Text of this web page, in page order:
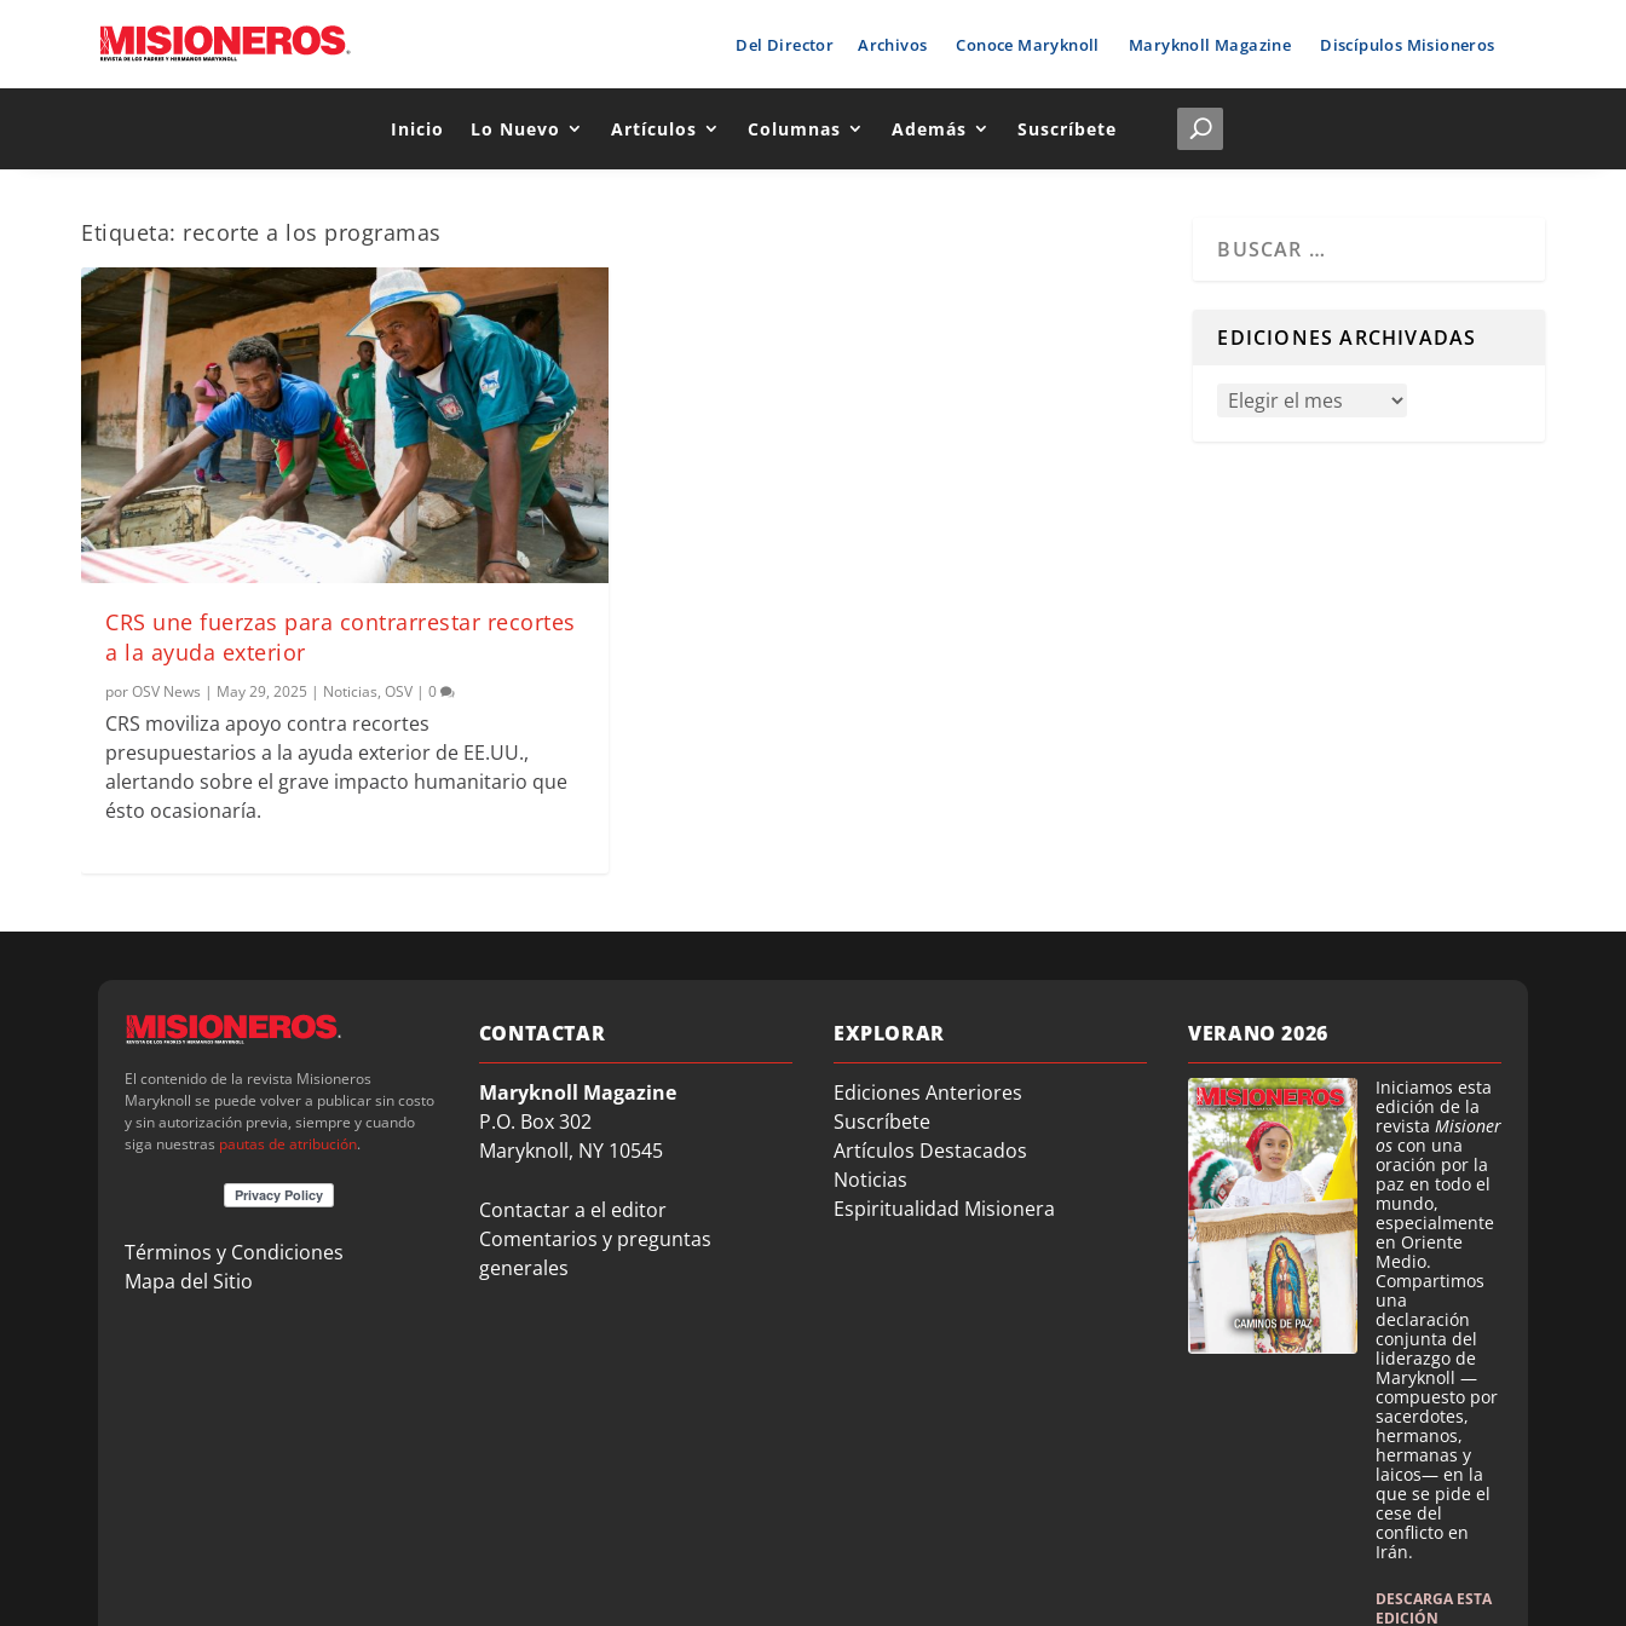
Del Director Archivos Conoce Maryknoll Maryknoll Magazine Discípulos Misioneros
Inicio Lo Nuevo Artículos Columnas Además Suscríbete
Etiqueta: recorte a los programas
CRS une fuerzas para contrarrestar recortes
a la ayuda exterior
porOSV News | May 29, 2025 | Noticias,OSV |0
CRS moviliza apoyo contra recortes
presupuestarios a la ayuda exterior de EE.UU.,
alertando sobre el grave impacto humanitario que
ésto ocasionaría.
EDICIONES ARCHIVADAS
El contenido de la revista Misioneros
Maryknoll se puede volver a publicar sin costo
y sin autorización previa, siempre y cuando
siga nuestras pautas de atribución.
Términos y Condiciones
Mapa del Sitio
CONTACTAR
Maryknoll Magazine
P.O. Box 302
Maryknoll, NY 10545
Contactar a el editor
Comentarios y preguntas
generales
EXPLORAR
Ediciones Anteriores
Suscríbete
Artículos Destacados
Noticias
Espiritualidad Misionera
VERANO 2026
Iniciamos esta
edición de la
revista Misioner
os con una
oración por la
paz en todo el
mundo,
especialmente
en Oriente
Medio.
Compartimos
una
declaración
conjunta del
liderazgo de
Maryknoll —
compuesto por
sacerdotes,
hermanos,
hermanas y
laicos— en la
que se pide el
cese del
conflicto en
Irán.
DESCARGA ESTA
EDICIÓN